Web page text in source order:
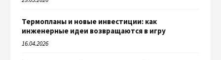
Термопланы и новые инвестиции: как
инженерные идеи возвращаются в игру
16.04.2026